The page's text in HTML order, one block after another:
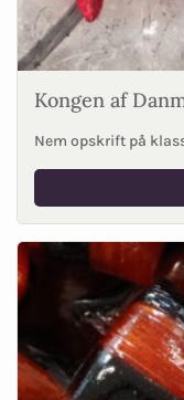
Kongen af
Nem opskrift på